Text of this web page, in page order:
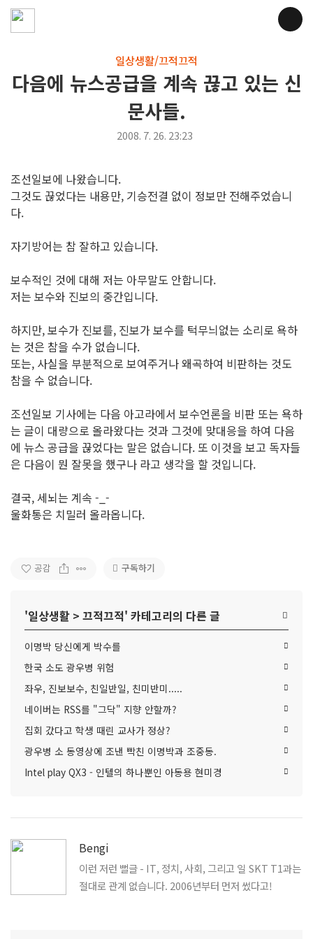
일상생활/끄적끄적
다음에 뉴스공급을 계속 끊고 있는 신
문사들.
2008. 7. 26. 23:23
조선일보에 나왔습니다.
그것도 끊었다는 내용만, 기승전결 없이 정보만 전해주었습니
다.
자기방어는 참 잘하고 있습니다.
보수적인 것에 대해 저는 아무말도 안합니다.
저는 보수와 진보의 중간입니다.
하지만, 보수가 진보를, 진보가 보수를 턱무늬없는 소리로 욕하
는 것은 참을 수가 없습니다.
또는, 사실을 부분적으로 보여주거나 왜곡하여 비판하는 것도
참을 수 없습니다.
조선일보 기사에는 다음 아고라에서 보수언론을 비판 또는 욕하
는 글이 대량으로 올라왔다는 것과 그것에 맞대응을 하여 다음
에 뉴스 공급을 끊었다는 말은 없습니다. 또 이것을 보고 독자들
은 다음이 뭔 잘못을 했구나 라고 생각을 할 것입니다.
결국, 세뇌는 계속 -_-
울화통은 치밀러 올라옵니다.
공감 구독하기
'일상생활 > 끄적끄적' 카테고리의 다른 글
이명박 당신에게 박수를
한국 소도 광우병 위험
좌우, 진보보수, 친일반일, 친미반미.....
네이버는 RSS를 "그닥" 지향 안할까?
집회 갔다고 학생 때린 교사가 정상?
광우병 소 동영상에 조낸 빡친 이명박과 조중동.
Intel play QX3 - 인텔의 하나뿐인 아동용 현미경
Bengi
이런 저런 뻘글 - IT, 정치, 사회, 그리고 일 SKT T1과는
절대로 관계 없습니다. 2006년부터 먼저 썼다고!